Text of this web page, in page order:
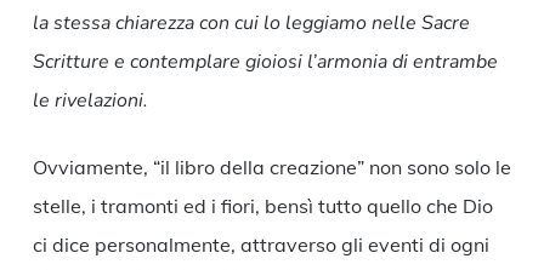
la stessa chiarezza con cui lo leggiamo nelle Sacre
Scritture e contemplare gioiosi l’armonia di entrambe
le rivelazioni.
Ovviamente, “il libro della creazione” non sono solo le
stelle, i tramonti ed i fiori, bensì tutto quello che Dio
ci dice personalmente, attraverso gli eventi di ogni